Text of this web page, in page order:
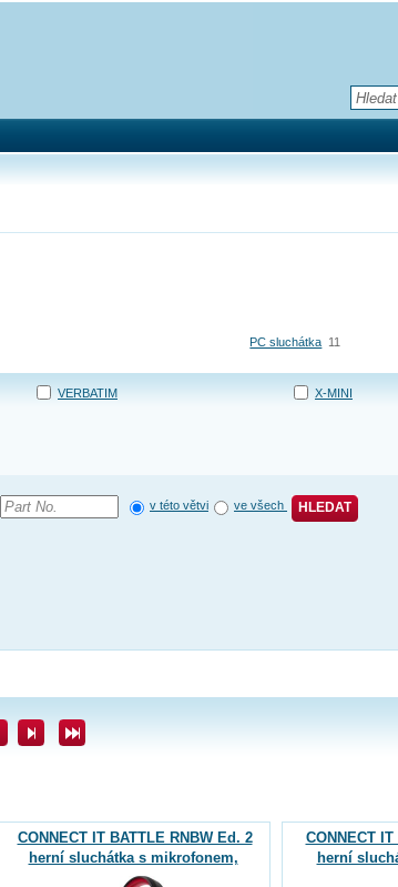
PC sluchátka 11
VERBATIM X-MINI
v této větvi ve všech HLEDAT
CONNECT IT BATTLE RNBW Ed. 2
herní sluchátka s mikrofonem,
2xJack+USB, ČERVENÁ
CONNECT
herní